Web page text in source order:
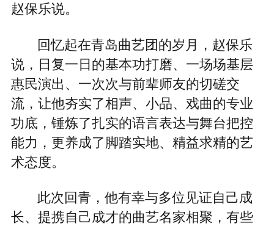
赵保乐说。
回忆起在青岛曲艺团的岁月，赵保乐
说，日复一日的基本功打磨、一场场基层
惠民演出、一次次与前辈师友的切磋交
流，让他夯实了相声、小品、戏曲的专业
功底，锤炼了扎实的语言表达与舞台把控
能力，更养成了脚踏实地、精益求精的艺
术态度。
此次回青，他有幸与多位见证自己成
长、提携自己成才的曲艺名家相聚，有些